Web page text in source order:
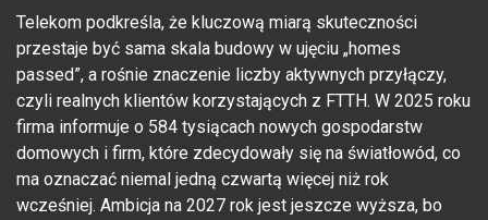
Telekom podkreśla, że kluczową miarą skuteczności
przestaje być sama skala budowy w ujęciu „homes
passed”, a rośnie znaczenie liczby aktywnych przyłączy,
czyli realnych klientów korzystających z FTTH. W 2025 roku
firma informuje o 584 tysiącach nowych gospodarstw
domowych i firm, które zdecydowały się na światłowód, co
ma oznaczać niemal jedną czwartą więcej niż rok
wcześniej. Ambicja na 2027 rok jest jeszcze wyższa, bo